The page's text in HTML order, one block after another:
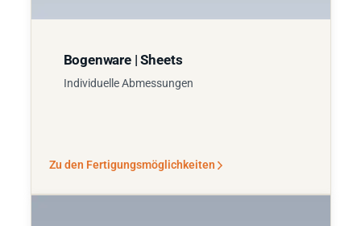
Bogenware | Sheets
Individuelle Abmessungen
Zu den Fertigungsmöglichkeiten